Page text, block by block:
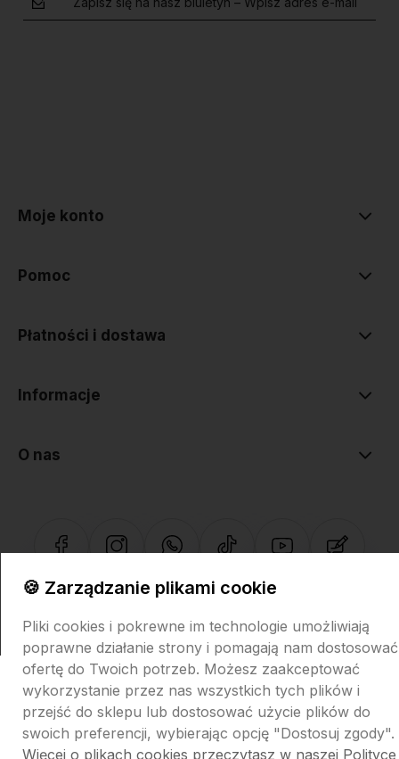
Moje konto
Pomoc
Płatności i dostawa
Informacje
O nas
Sklep internetowy Shoper.pl
🍪 Zarządzanie plikami cookie
Pliki cookies i pokrewne im technologie umożliwiają
poprawne działanie strony i pomagają nam dostosować
ofertę do Twoich potrzeb. Możesz zaakceptować
wykorzystanie przez nas wszystkich tych plików i
przejść do sklepu lub dostosować użycie plików do
swoich preferencji, wybierając opcję "Dostosuj zgody".
Więcej o plikach cookies przeczytasz w naszej Polityce